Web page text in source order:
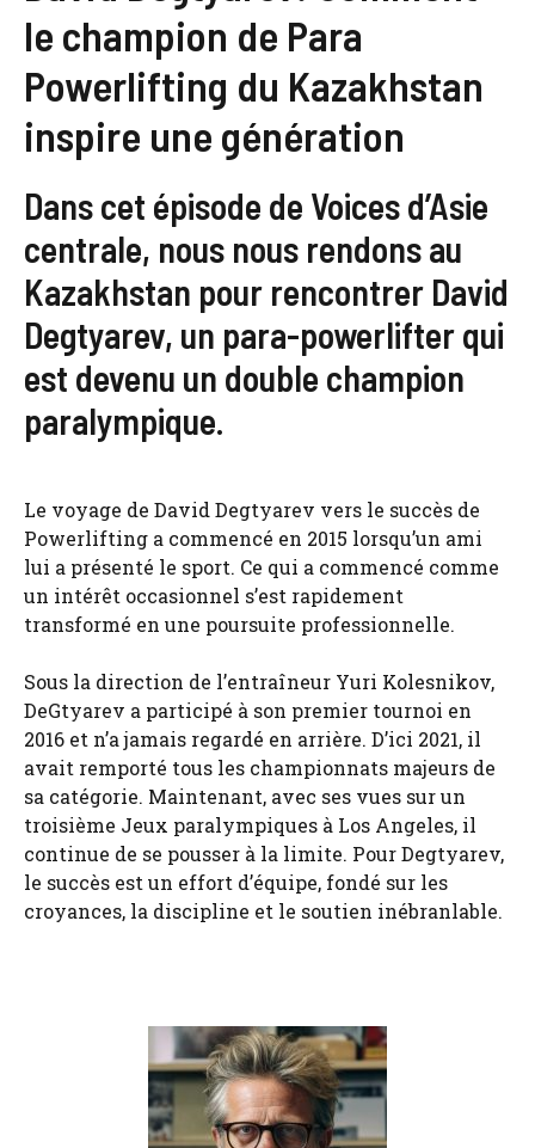
le champion de Para
Powerlifting du Kazakhstan
inspire une génération
Dans cet épisode de Voices d’Asie
centrale, nous nous rendons au
Kazakhstan pour rencontrer David
Degtyarev, un para-powerlifter qui
est devenu un double champion
paralympique.
Le voyage de David Degtyarev vers le succès de
Powerlifting a commencé en 2015 lorsqu’un ami
lui a présenté le sport. Ce qui a commencé comme
un intérêt occasionnel s’est rapidement
transformé en une poursuite professionnelle.
Sous la direction de l’entraîneur Yuri Kolesnikov,
DeGtyarev a participé à son premier tournoi en
2016 et n’a jamais regardé en arrière. D’ici 2021, il
avait remporté tous les championnats majeurs de
sa catégorie. Maintenant, avec ses vues sur un
troisième Jeux paralympiques à Los Angeles, il
continue de se pousser à la limite. Pour Degtyarev,
le succès est un effort d’équipe, fondé sur les
croyances, la discipline et le soutien inébranlable.